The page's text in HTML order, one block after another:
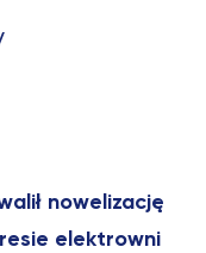
nowelizację
elektrowni